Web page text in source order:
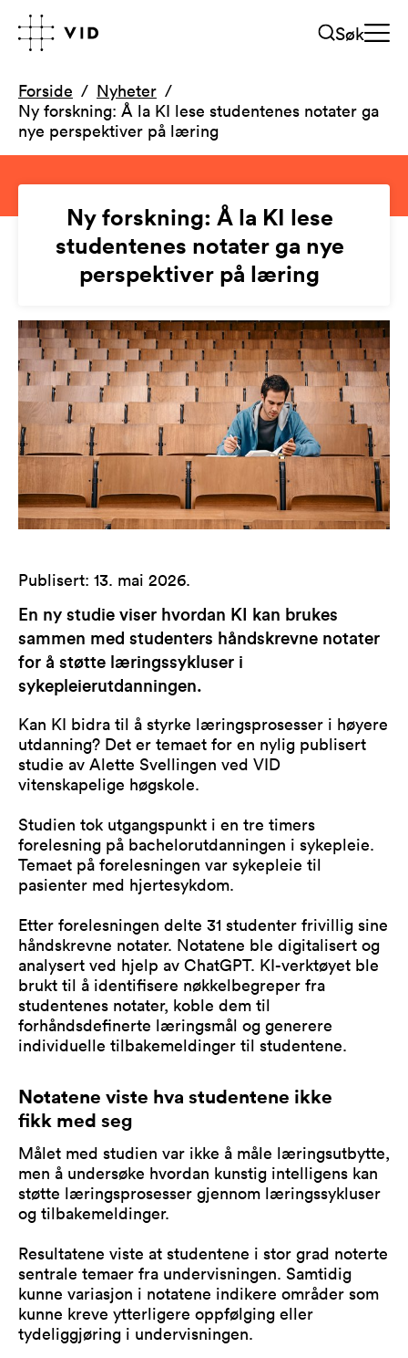
Søk
Forside
Nyheter
Ny forskning: Å la KI lese studentenes notater ga
nye perspektiver på læring
Ny forskning: Å la KI lese
studentenes notater ga nye
perspektiver på læring
Publisert: 13. mai 2026.
En ny studie viser hvordan KI kan brukes
sammen med studenters håndskrevne notater
for å støtte læringssykluser i
sykepleierutdanningen.
Kan KI bidra til å styrke læringsprosesser i høyere
utdanning? Det er temaet for en nylig publisert
studie av Alette Svellingen ved VID
vitenskapelige høgskole.
Studien tok utgangspunkt i en tre timers
forelesning på bachelorutdanningen i sykepleie.
Temaet på forelesningen var sykepleie til
pasienter med hjertesykdom.
Etter forelesningen delte 31 studenter frivillig sine
håndskrevne notater. Notatene ble digitalisert og
analysert ved hjelp av ChatGPT. KI-verktøyet ble
brukt til å identifisere nøkkelbegreper fra
studentenes notater, koble dem til
forhåndsdefinerte læringsmål og generere
individuelle tilbakemeldinger til studentene.
Notatene viste hva studentene ikke
fikk med seg
Målet med studien var ikke å måle læringsutbytte,
men å undersøke hvordan kunstig intelligens kan
støtte læringsprosesser gjennom læringssykluser
og tilbakemeldinger.
Resultatene viste at studentene i stor grad noterte
sentrale temaer fra undervisningen. Samtidig
kunne variasjon i notatene indikere områder som
kunne kreve ytterligere oppfølging eller
tydeliggjøring i undervisningen.